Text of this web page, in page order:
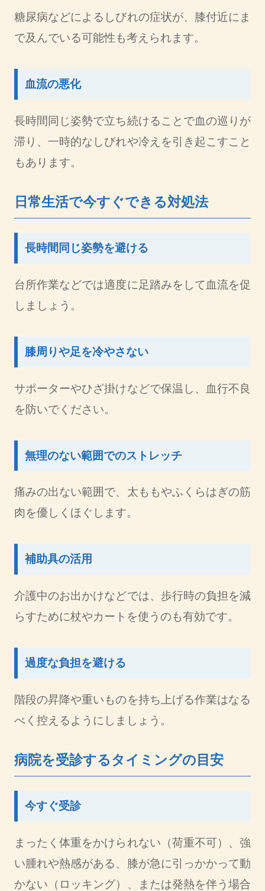
糖尿病などによるしびれの症状が、膝付近にま
で及んでいる可能性も考えられます。
血流の悪化
長時間同じ姿勢で立ち続けることで血の巡りが
滞り、一時的なしびれや冷えを引き起こすこと
もあります。
日常生活で今すぐできる対処法
長時間同じ姿勢を避ける
台所作業などでは適度に足踏みをして血流を促
しましょう。
膝周りや足を冷やさない
サポーターやひざ掛けなどで保温し、血行不良
を防いでください。
無理のない範囲でのストレッチ
痛みの出ない範囲で、太ももやふくらはぎの筋
肉を優しくほぐします。
補助具の活用
介護中のお出かけなどでは、歩行時の負担を減
らすために杖やカートを使うのも有効です。
過度な負担を避ける
階段の昇降や重いものを持ち上げる作業はなる
べく控えるようにしましょう。
病院を受診するタイミングの目安
今すぐ受診
まったく体重をかけられない（荷重不可）、強
い腫れや熱感がある、膝が急に引っかかって動
かない（ロッキング）、または発熱を伴う場合